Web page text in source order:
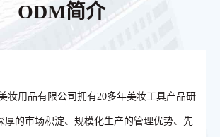
ODM简介
妆用品有限公司拥有20多年美妆工具产品研
厚的市场积淀、规模化生产的管理优势、先